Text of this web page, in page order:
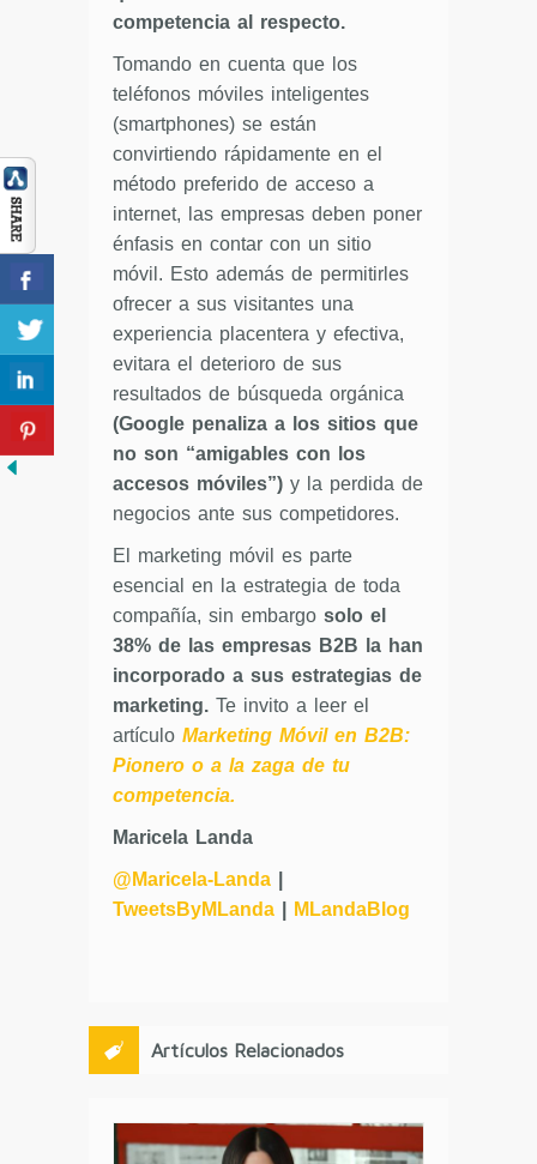
competencia al respecto.
Tomando en cuenta que los
teléfonos móviles inteligentes
(smartphones) se están
convirtiendo rápidamente en el
método preferido de acceso a
internet, las empresas deben poner
énfasis en contar con un sitio
móvil. Esto además de permitirles
ofrecer a sus visitantes una
experiencia placentera y efectiva,
evitara el deterioro de sus
resultados de búsqueda orgánica
(Google penaliza a los sitios que
no son “amigables con los
accesos móviles”) y la perdida de
negocios ante sus competidores.
El marketing móvil es parte
esencial en la estrategia de toda
compañía, sin embargo solo el
38% de las empresas B2B la han
incorporado a sus estrategias de
marketing. Te invito a leer el
artículo Marketing Móvil en B2B:
Pionero o a la zaga de tu
competencia.
Maricela Landa
@Maricela-Landa
TweetsByMLanda
MLandaBlog
Artículos Relacionados